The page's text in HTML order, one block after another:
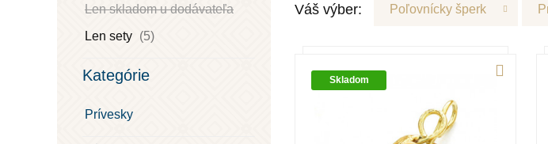
Len skladom u dodávateľa
Len sety (5)
Kategórie
Prívesky
Váš výber: Poľovnícky šperk
Skladom